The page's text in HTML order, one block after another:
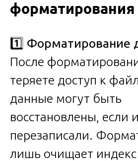
форматирования
1️⃣ Форматирование
После
теряете доступ к
данные могут быть
восстановлены, если
перезаписали.
лишь очищает